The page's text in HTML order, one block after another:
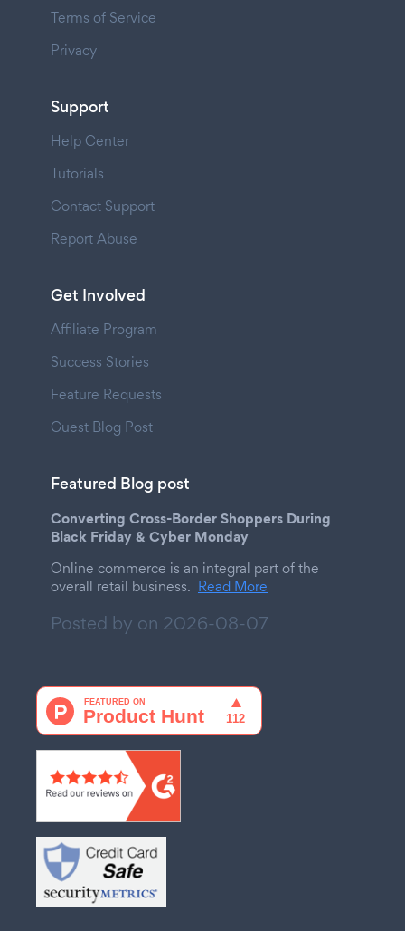
Terms of Service
Privacy
Support
Help Center
Tutorials
Contact Support
Report Abuse
Get Involved
Affiliate Program
Success Stories
Feature Requests
Guest Blog Post
Featured Blog post
Converting Cross-Border Shoppers During
Black Friday & Cyber Monday
Online commerce is an integral part of the
overall retail business. Read More
Posted by on 2026-08-07